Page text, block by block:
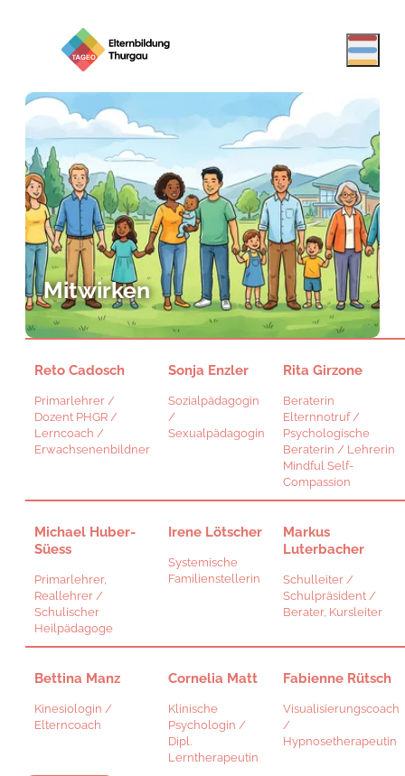
Mitwirken
Reto Cadosch
Primarlehrer /
Dozent PHGR /
Lerncoach /
Erwachsenenbildner
Sonja Enzler
Sozialpädagogin
/
Sexualpädagogin
Rita Girzone
Beraterin
Elternnotruf /
Psychologische
Beraterin / Lehrerin
Mindful Self-
Compassion
Michael Huber-
Süess
Primarlehrer,
Reallehrer /
Schulischer
Heilpädagoge
Irene Lötscher
Systemische
Familienstellerin
Markus
Luterbacher
Schulleiter /
Schulpräsident /
Berater, Kursleiter
Bettina Manz
Kinesiologin /
Elterncoach
Cornelia Matt
Klinische
Psychologin /
Dipl.
Lerntherapeutin
Fabienne Rütsch
Visualisierungscoach
/
Hypnosetherapeutin